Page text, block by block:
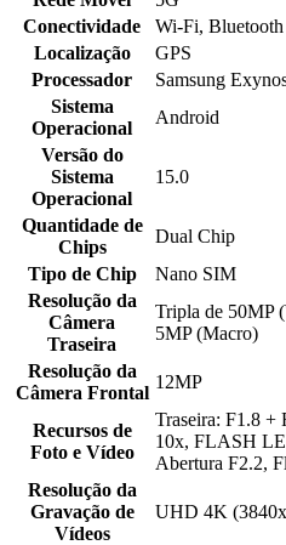
Conectividade
Wi-Fi,
Localização
GPS
Processador
Samsung
Sistema
Operacional
Android
Versão do
Sistema
Operacional
15.0
Quantidade de
Chips
Dual Chip
Tipo de Chip
Nano SIM
Resolução da
Câmera
Traseira
Tripla de 50MP
5MP (Macro)
Resolução da
Câmera Frontal
12MP
Recursos de
Foto e Vídeo
Traseira: F1.8 +
10x, FLASH
Abertura F2.2,
Resolução da
Gravação de
Vídeos
UHD 4K